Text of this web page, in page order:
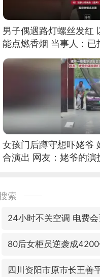
男子偶遇路灯螺丝发红
能点燃香烟 当事人：已
女孩门后蹲守想吓姥爷
合演出 网友：姥爷的演
索
24小时不关空调 电费
80后女柜员逆袭成
四川资阳市原市长王善